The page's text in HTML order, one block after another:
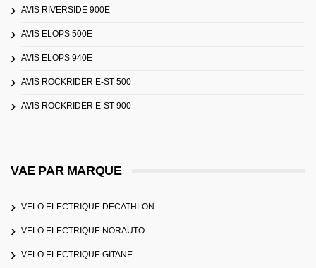
AVIS RIVERSIDE 900E
AVIS ELOPS 500E
AVIS ELOPS 940E
AVIS ROCKRIDER E-ST 500
AVIS ROCKRIDER E-ST 900
VAE PAR MARQUE
VELO ELECTRIQUE DECATHLON
VELO ELECTRIQUE NORAUTO
VELO ELECTRIQUE GITANE